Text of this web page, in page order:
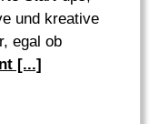
und kreative
egal ob
[...]